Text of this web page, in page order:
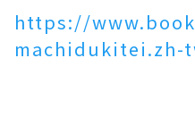
https://
machidukitei.zh-